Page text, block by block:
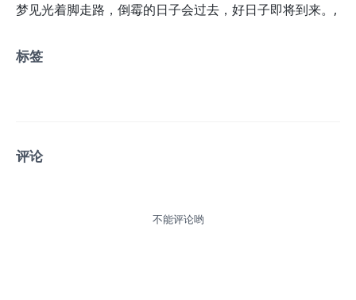
梦见光着脚走路，倒霉的日子会过去，好日子即将到来。,
标签
评论
不能评论哟